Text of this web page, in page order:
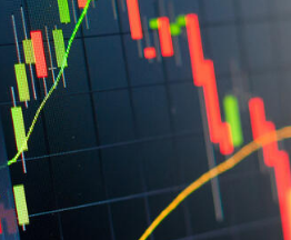
TUJへのご支援
大学案内
TUJを選ぶ6つの理由
教育システム
海外ネットワーク